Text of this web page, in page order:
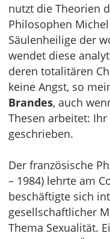
nutzt die Theorien
Philosophen
Säulenheilige der
wendet diese
deren totalitären
keine Angst, so
Brandes, auch
Thesen arbeitet:
geschrieben.
Der französische
– 1984) lehrte am
beschäftigte sich
gesellschaftlicher
Thema Sexualität.